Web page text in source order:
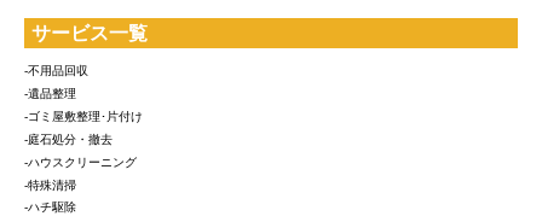
サービス一覧
-不用品回収
-遺品整理
-ゴミ屋敷整理･片付け
-庭石処分・撤去
-ハウスクリーニング
-特殊清掃
-ハチ駆除